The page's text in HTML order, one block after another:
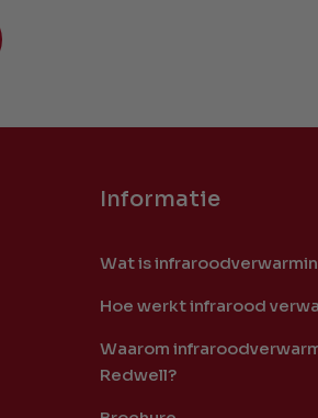
Informatie
Wat is
Hoe werkt infrarood
Waarom
Redwell?